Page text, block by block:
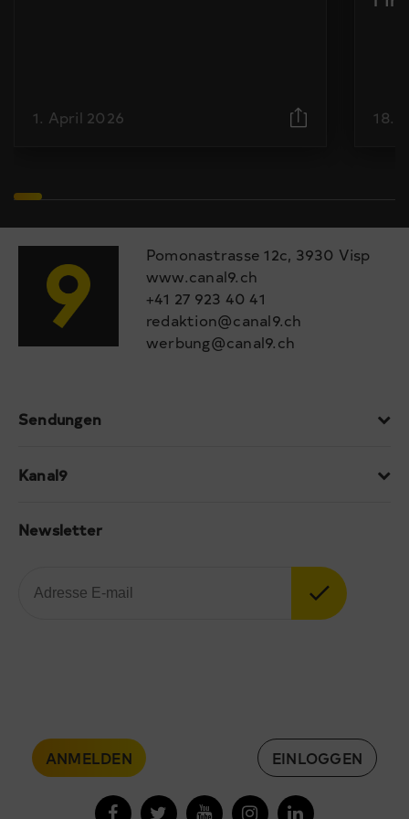
1. April 2026 18.
Pomonastrasse 12c, 3930 Visp
www.canal9.ch
+41 27 923 40 41
redaktion@canal9.ch
werbung@canal9.ch
Sendungen
Kanal9
Newsletter
ANMELDEN EINLOGGEN